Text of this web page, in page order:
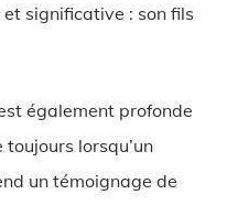
significative : son fils
également profonde
lorsqu’un
un témoignage de